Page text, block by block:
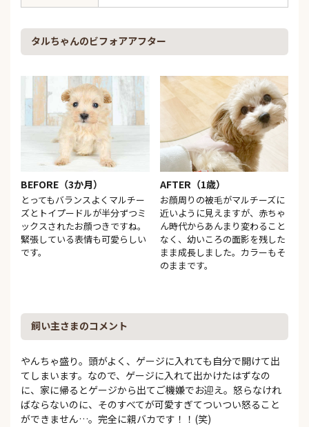
タルちゃんのビフォアアフター
BEFORE（3か月）
とってもバランスよくマルチー
ズとトイプードルが半分ずつミ
ックスされたお顔つきですね。
緊張している表情も可愛らしい
です。
AFTER（1歳）
お顔周りの被毛がマルチーズに
近いように見えますが、赤ちゃ
ん時代からあんまり変わること
なく、幼いころの面影を残した
まま成長しました。カラーもそ
のままです。
飼い主さまのコメント
やんちゃ盛り。頭がよく、ゲージに入れても自分で開けて出
てしまいます。なので、ゲージに入れて出かけたはずなの
に、家に帰るとゲージから出てご機嫌でお迎え。怒らなけれ
ばならないのに、そのすべてが可愛すぎてついつい怒ること
ができません…。完全に親バカです！！(笑)